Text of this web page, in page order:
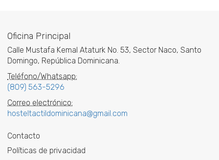
Oficina Principal
Calle Mustafa Kemal Ataturk No. 53, Sector Naco, Santo
Domingo, República Dominicana.
Teléfono/Whatsapp:
(809) 563-5296
Correo electrónico:
hosteltactildominicana@gmail.com
Contacto
Políticas de privacidad